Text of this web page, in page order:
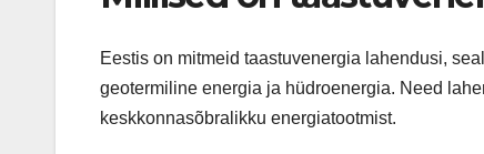
Eestis on mitmeid taastuvenergia lahendusi,
geotermiline energia ja hüdroenergia. Need
keskkonnasõbralikku energiatootmist.